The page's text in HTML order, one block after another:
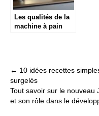
Les qualités de la
machine à pain
grâce à ses
programmes
intelligents
Post
navigation
← 10 idées recettes
surgelés
Tout savoir sur le nouveau
et son rôle dans le